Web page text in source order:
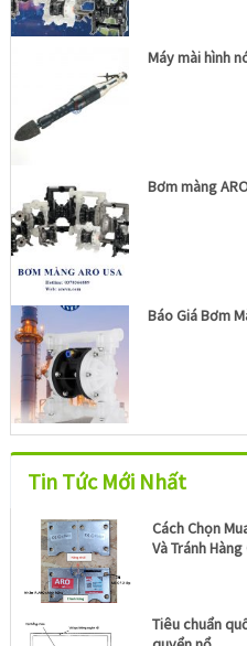
Máy mài hình
Bơm màng
Báo Giá Bơm
Tin Tức Mới Nhất
Cách Chọn
Và Tránh Hàng
Tiêu chuẩn